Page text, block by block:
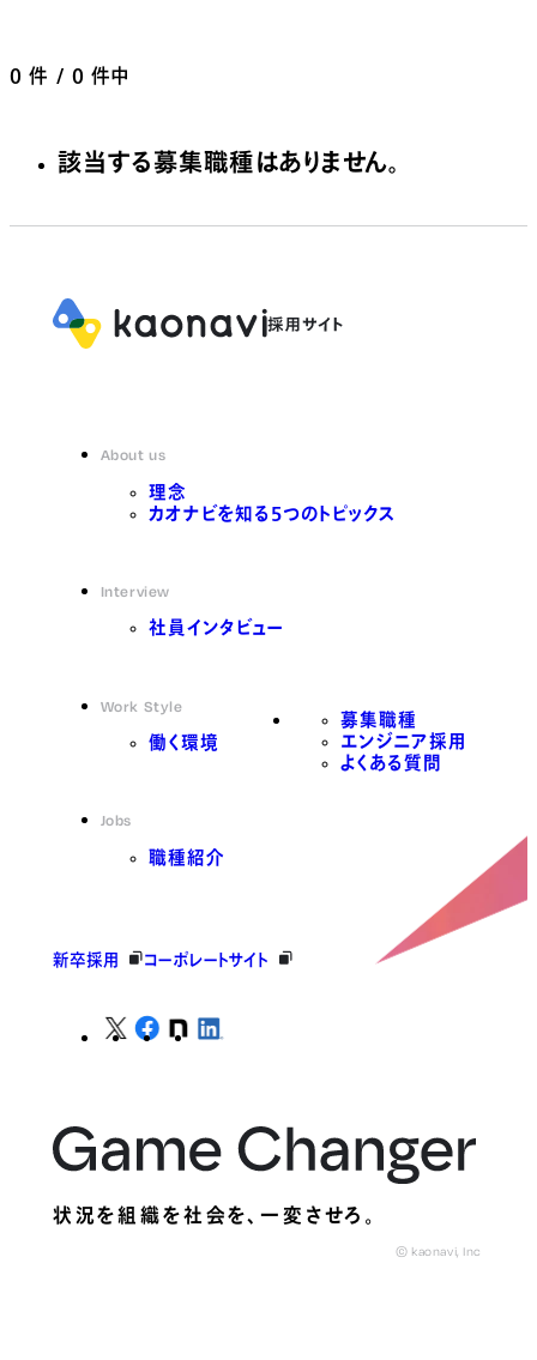
0 件 / 0 件中
該当する募集職種はありません。
About us
理念
カオナビを知る5つのトピックス
Interview
社員インタビュー
Work Style
働く環境
Jobs
職種紹介
募集職種
エンジニア採用
よくある質問
新卒採用 コーポレートサイト
状況を組織を社会を、一変させろ。
© kaonavi, Inc